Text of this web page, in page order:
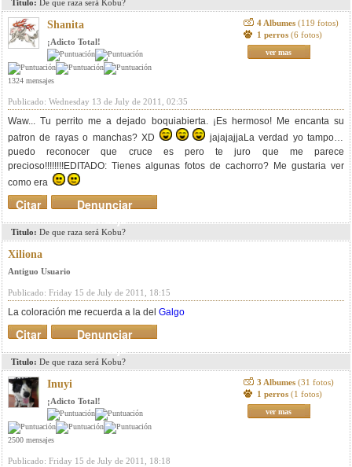
Titulo: De que raza será Kobu?
Shanita
¡Adicto Total!
1324 mensajes
4 Albumes (119 fotos)
1 perros (6 fotos)
ver mas
Publicado: Wednesday 13 de July de 2011, 02:35
Waw... Tu perrito me a dejado boquiabierta. ¡Es hermoso! Me encanta su
patron de rayas o manchas? XD
jajajajjaLa verdad yo tampoco
puedo reconocer que cruce es pero te juro que me parece
precioso!!!!!!!!EDITADO: Tienes algunas fotos de cachorro? Me gustaria ver
como era
Denunciar
mensaje
Citar
Titulo: De que raza será Kobu?
Xiliona
Antiguo Usuario
Publicado: Friday 15 de July de 2011, 18:15
La coloración me recuerda a la del Galgo
Denunciar
mensaje
Citar
Titulo: De que raza será Kobu?
Inuyi
¡Adicto Total!
2500 mensajes
3 Albumes (31 fotos)
1 perros (1 fotos)
ver mas
Publicado: Friday 15 de July de 2011, 18:18